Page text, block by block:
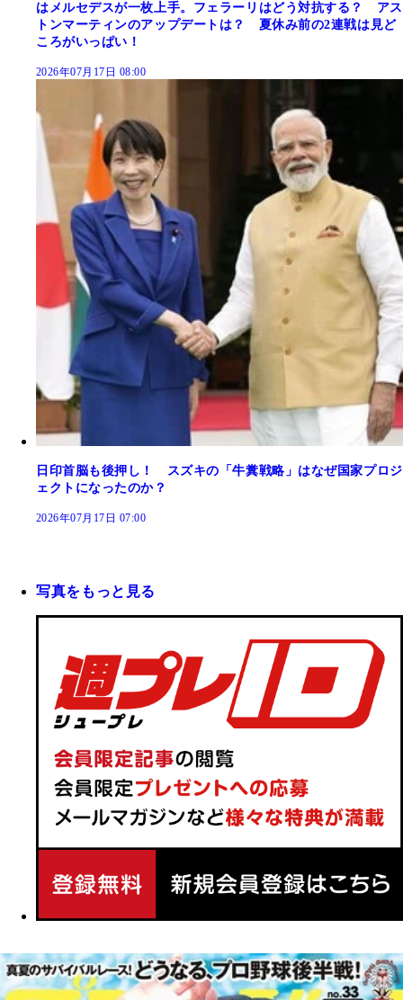
はメルセデスが一枚上手。フェラーリはどう対抗する？ アス
トンマーティンのアップデートは？ 夏休み前の2連戦は見ど
ころがいっぱい！
2026年07月17日 08:00
日印首脳も後押し！ スズキの「牛糞戦略」はなぜ国家プロジ
ェクトになったのか？
2026年07月17日 07:00
写真をもっと見る